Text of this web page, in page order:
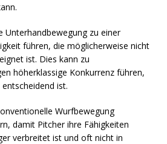
Unterhandbewegung zu einer
führen, die möglicherweise nicht
ist. Dies kann zu
höherklassige Konkurrenz führen,
ist.
Wurfbewegung
damit Pitcher ihre Fähigkeiten
verbreitet ist und oft nicht in